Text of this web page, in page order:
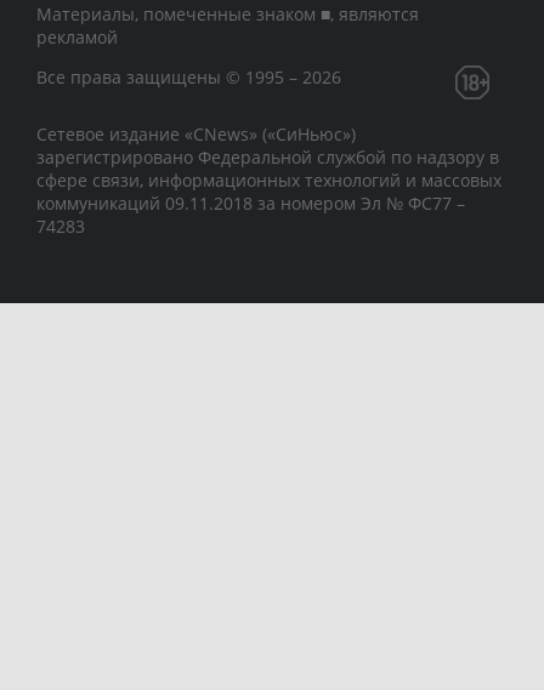
Материалы, помеченные знаком ■, являются
рекламой
Все права защищены © 1995 – 2026
Сетевое издание «CNews» («СиНьюс»)
зарегистрировано Федеральной службой по надзору в
сфере связи, информационных технологий и массовых
коммуникаций 09.11.2018 за номером Эл № ФС77 –
74283